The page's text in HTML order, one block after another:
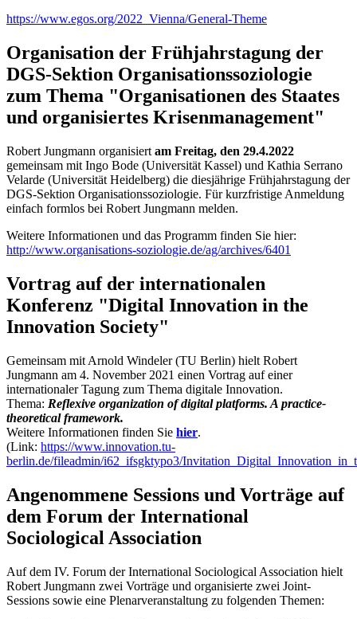
https://www.egos.org/2022_Vienna/General-Theme
Organisation der Frühjahrstagung der
DGS-Sektion Organisationssoziologie
zum Thema "Organisationen des Staates
und organisiertes Krisenmanagement"
Robert Jungmann organisiert am Freitag, den 29.4.2022
gemeinsam mit Ingo Bode (Universität Kassel) und Kathia Serrano
Velarde (Universität Heidelberg) die diesjährige Frühjahrstagung der
DGS-Sektion Organisationssoziologie. Für kurzfristige Anmeldung
einfach formlos bei Robert Jungmann melden.
Weitere Informationen und das Programm finden Sie hier:
http://www.organisations-soziologie.de/ag/archives/6401
Vortrag auf der internationalen
Konferenz "Digital Innovation in the
Innovation Society"
Gemeinsam mit Arnold Windeler (TU Berlin) hielt Robert
Jungmann am 4. November 2021 einen Vortrag auf einer
internationaler Tagung zum Thema digitale Innovation.
Thema: Reflexive organization of digital platforms. A practice-
theoretical framework.
Weitere Informationen finden Sie hier.
(Link: https://www.innovation.tu-
berlin.de/fileadmin/i62_ifsgktypo3/
Angenommene Sessions und Vorträge auf
dem Forum der International
Sociological Association
Auf dem IV. Forum der International Sociological Association hielt
Robert Jungmann zwei Vorträge und organisierte zwei Joint-
Sessions sowie eine Plenarveranstaltung zu folgenden Themen: